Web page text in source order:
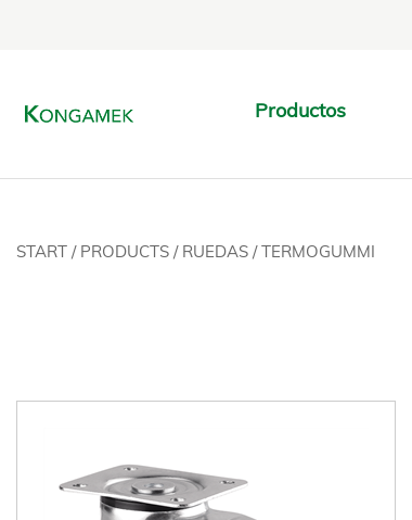
Productos
START / PRODUCTS / RUEDAS /TERMOGUMMI